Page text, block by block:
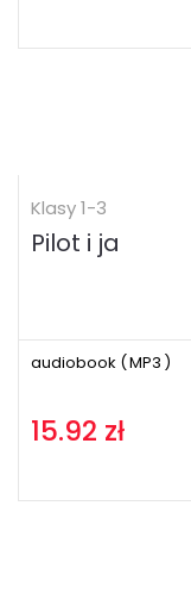
Klasy 1-3
Pilot i ja
audiobook (MP3 )
15.92 zł